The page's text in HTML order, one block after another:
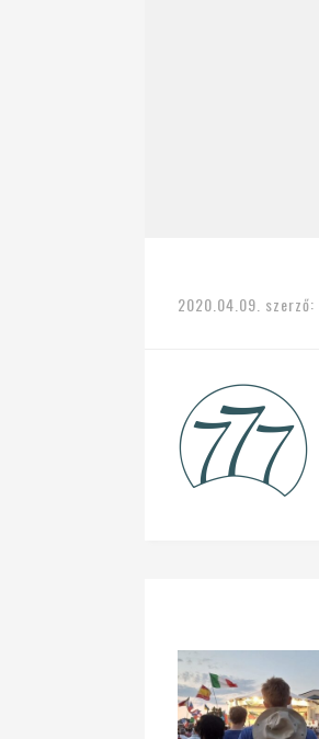
2020.04.09. szerző: